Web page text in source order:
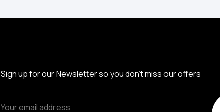
Sign up for our Newsletter so you don't miss our offers